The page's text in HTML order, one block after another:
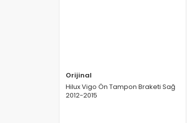
Orijinal
Hilux Vigo Ön Tampon Braketi Sağ
2012-2015